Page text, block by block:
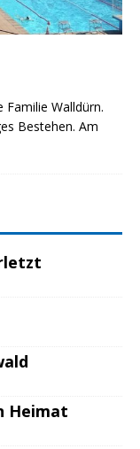
Familie Walldürn.
Bestehen. Am
Heimat